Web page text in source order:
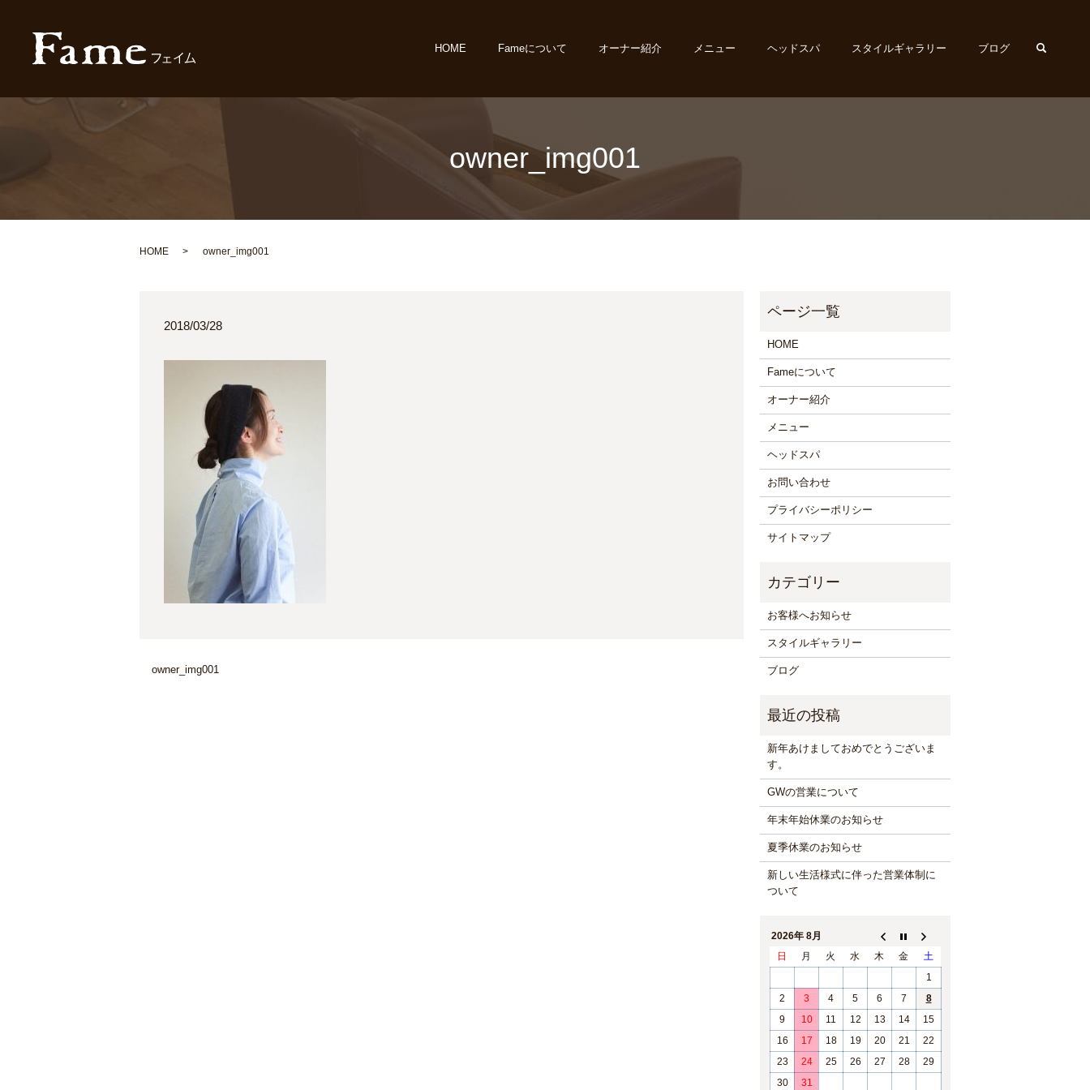
HOME Fameについて オーナー紹介 メニュー ヘッドスパ スタイルギャラリー ブログ search
owner_img001
HOME owner_img001
2018/03/28
owner_img001
HOME
Fameについて
オーナー紹介
メニュー
ヘッドスパ
お問い合わせ
プライバシーポリシー
サイトマップ
お客様へお知らせ
スタイルギャラリー
ブログ
新年あけましておめでとうございま
す。
GWの営業について
年末年始休業のお知らせ
夏季休業のお知らせ
新しい生活様式に伴った営業体制に
ついて
2026年 8月
日
月 火 水 木 金
土
1
2
3 4 5 6 7
8
9
10 11 12 13 14
15
16
17 18 19 20 21
22
23
24 25 26 27 28
29
30
31